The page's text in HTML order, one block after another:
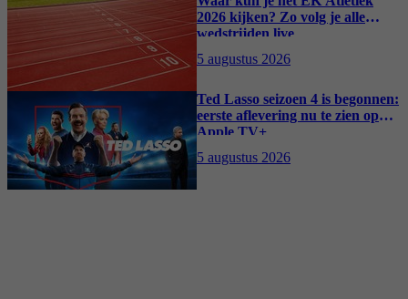
2026 kijken? Zo volg je alle
wedstrijden live
5 augustus 2026
Ted Lasso seizoen 4 is begonnen:
eerste aflevering nu te zien op
Apple TV+
5 augustus 2026